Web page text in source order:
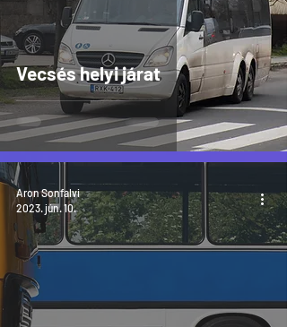
Vecsés helyi járat
Aron Sonfalvi
2023. jún. 10.